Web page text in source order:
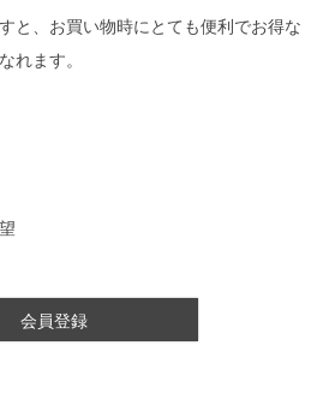
と、お買い物時にとても便利でお得な
れます。
会員登録